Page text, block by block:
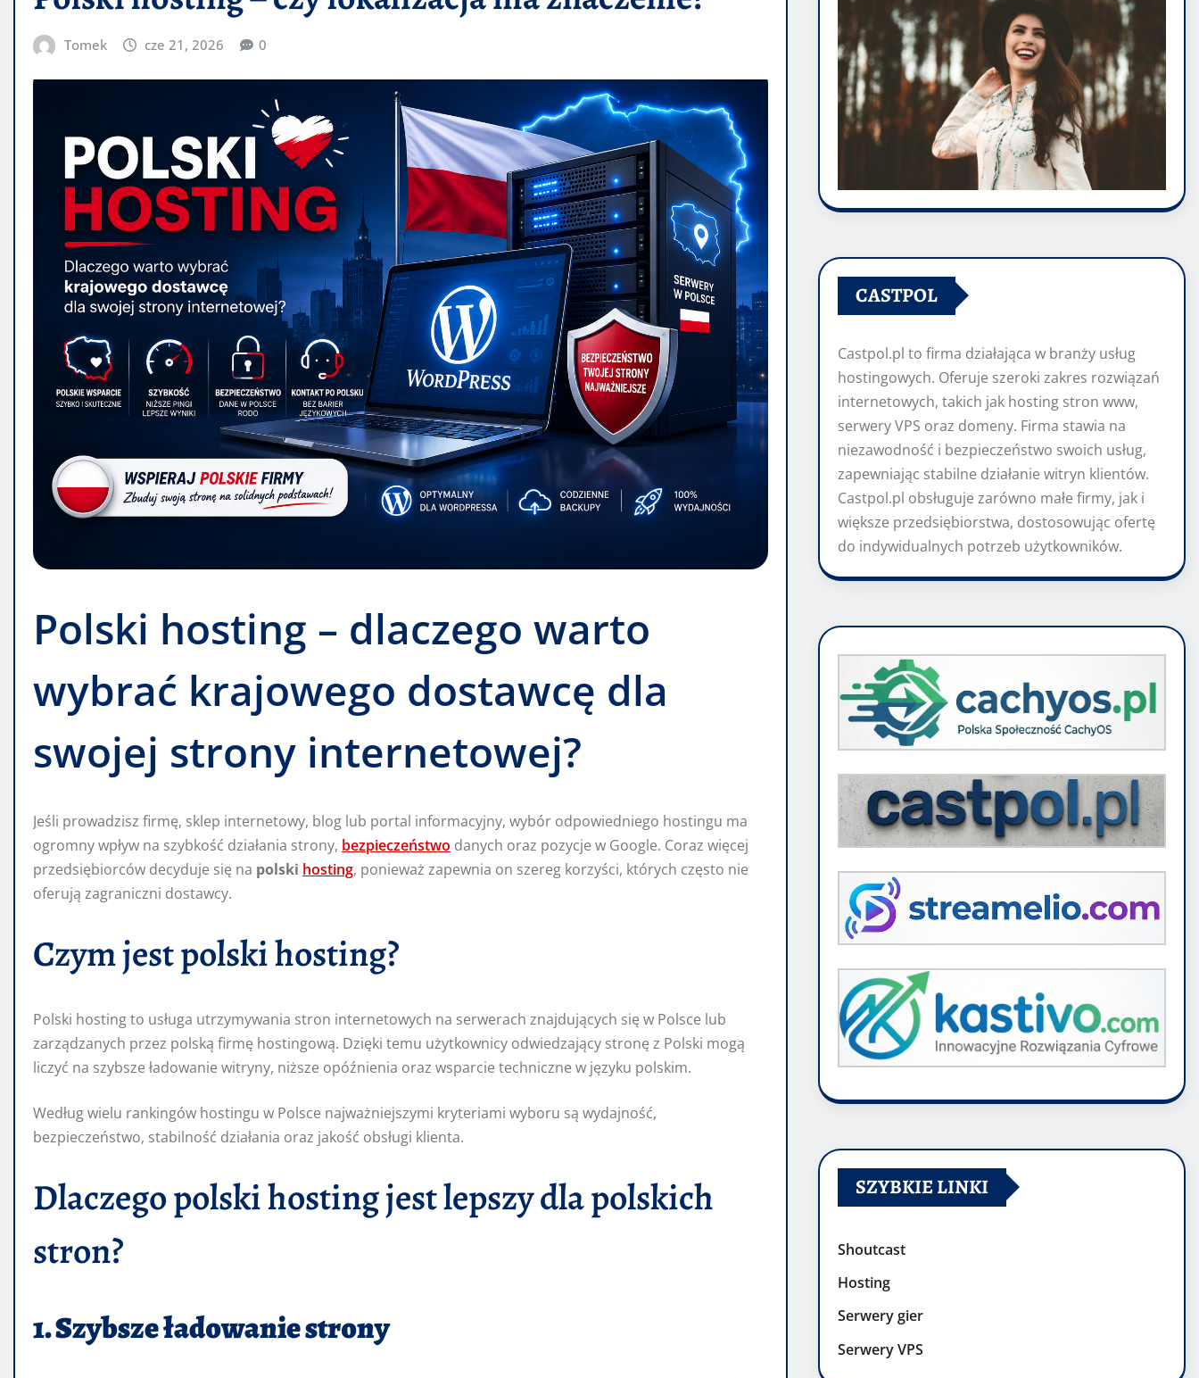
Tomek cze 21, 2026 0
Polski hosting – dlaczego warto
wybrać krajowego dostawcę dla
swojej strony internetowej?
Jeśli prowadzisz firmę, sklep internetowy, blog lub portal informacyjny, wybór odpowiedniego hostingu ma
ogromny wpływ na szybkość działania strony, bezpieczeństwo danych oraz pozycje w Google. Coraz więcej
przedsiębiorców decyduje się na polski hosting, ponieważ zapewnia on szereg korzyści, których często nie
oferują zagraniczni dostawcy.
Czym jest polski hosting?
Polski hosting to usługa utrzymywania stron internetowych na serwerach znajdujących się w Polsce lub
zarządzanych przez polską firmę hostingową. Dzięki temu użytkownicy odwiedzający stronę z Polski mogą
liczyć na szybsze ładowanie witryny, niższe opóźnienia oraz wsparcie techniczne w języku polskim.
Według wielu rankingów hostingu w Polsce najważniejszymi kryteriami wyboru są wydajność,
bezpieczeństwo, stabilność działania oraz jakość obsługi klienta.
Dlaczego polski hosting jest lepszy dla polskich
stron?
1. Szybsze ładowanie strony
CASTPOL
Castpol.pl to firma działająca w branży usług
hostingowych. Oferuje szeroki zakres rozwiązań
internetowych, takich jak hosting stron www,
serwery VPS oraz domeny. Firma stawia na
niezawodność i bezpieczeństwo swoich usług,
zapewniając stabilne działanie witryn klientów.
Castpol.pl obsługuje zarówno małe firmy, jak i
większe przedsiębiorstwa, dostosowując ofertę
do indywidualnych potrzeb użytkowników.
SZYBKIE LINKI
Shoutcast
Hosting
Serwery gier
Serwery VPS